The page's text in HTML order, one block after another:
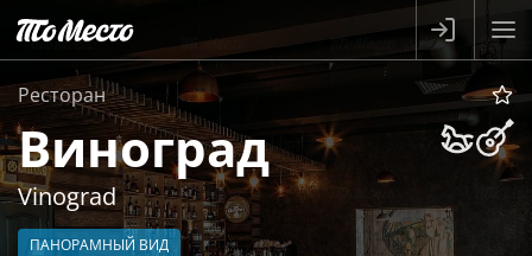
Ресторан
Виноград
Vinograd
ПАНОРАМНЫЙ ВИД